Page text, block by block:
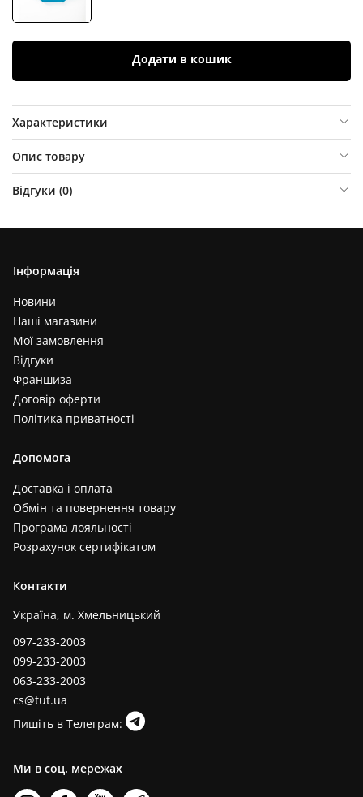
Додати в кошик
Характеристики
Опис товару
Відгуки (0)
Інформація
Новини
Наші магазини
Мої замовлення
Відгуки
Франшиза
Договір оферти
Політика приватності
Допомога
Доставка і оплата
Обмін та повернення товару
Програма лояльності
Розрахунок сертифікатом
Контакти
Україна, м. Хмельницький
097-233-2003
099-233-2003
063-233-2003
cs@tut.ua
Пишіть в Телеграм:
Ми в соц. мережах